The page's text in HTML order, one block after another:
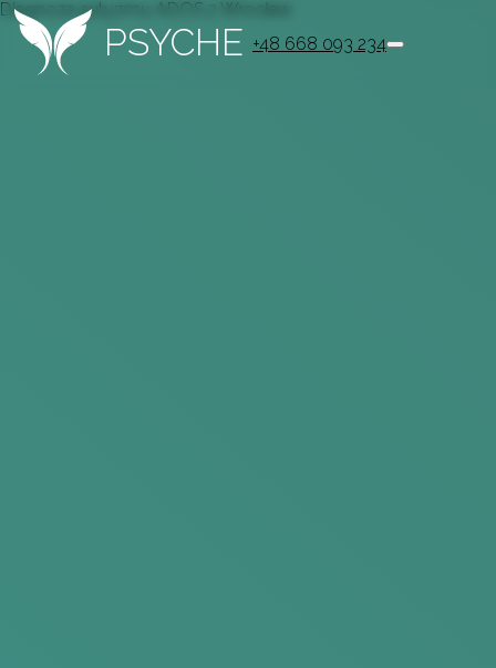
PSYCHE +48 668 093 234
Diagnoza autyzmu ADOS 2 Wrocław